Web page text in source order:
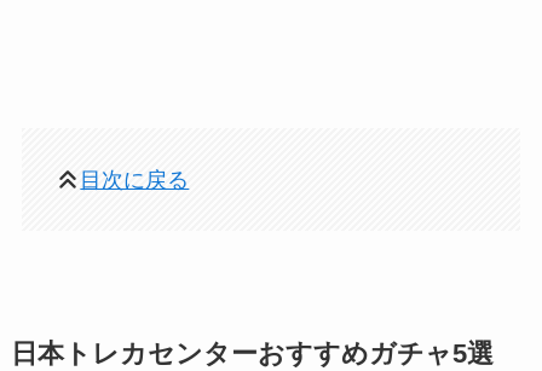
目次に戻る
日本トレカセンターおすすめガチャ5選